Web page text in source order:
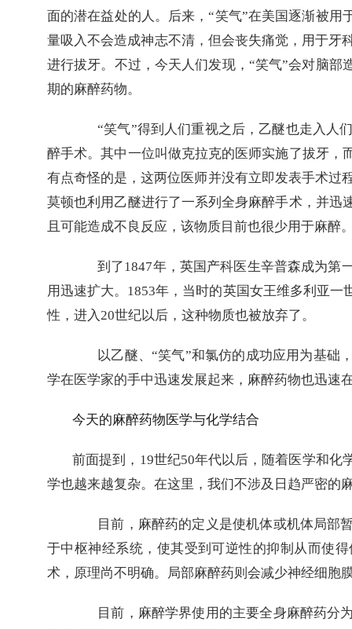
面的潜在益处的人。后来，“笑气”在美国逐渐被用
量吸入不会造成神志不清，但会丧失痛觉，用于牙
进行拔牙。不过，今天人们发现， “笑气”会对脑部
期的麻醉药物。
“笑气”得到人们重视之后，乙醚也走入人
醉手术。其中一位叫做克拉克的医师实施了拔牙
有点奇怪的是，这两位医师并没有立即发表手术过
莫顿也利用乙醚进行了一系列全身麻醉手术，并
且可能造成不良反应，该物质目前也很少用于麻醉
到了1847年，英国产科医生辛普森成为第
用迅速扩大。 1853年，当时的英国女王维多利亚一
性，进入20世纪以后，这种物质也被放弃了。
以乙醚、“笑气”和氯仿的成功应用为基础
学在医学家的手中迅速发展起来，麻醉药物也迅速
今天的麻醉药物医学与化学结合
前面提到， 19世纪50年代以后，随着医学和化
学也越来越复杂。在这里，我们不涉及日趋严密的
目前，麻醉药的定义是使机体或机体局部
于中枢神经系统，使其受到可逆性的抑制从而使
术，原理尚不明确。局部麻醉药则会减少神经细胞
目前，麻醉学界使用的主要全身麻醉药分